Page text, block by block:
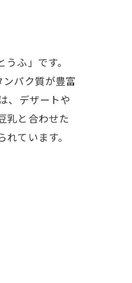
ふ」です。
パク質が豊富
、デザートや
乳と合わせた
ています。